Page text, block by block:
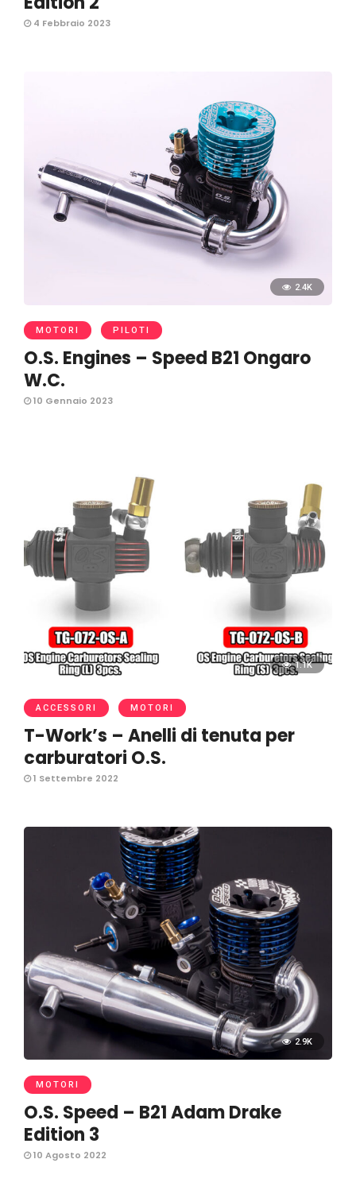
4 Febbraio 2023
2.4K
MOTORI PILOTI
O.S. Engines – Speed B21 Ongaro
W.C.
10 Gennaio 2023
1.1K
ACCESSORI MOTORI
T-Work’s – Anelli di tenuta per
carburatori O.S.
1 Settembre 2022
2.9K
MOTORI
O.S. Speed – B21 Adam Drake
Edition 3
10 Agosto 2022